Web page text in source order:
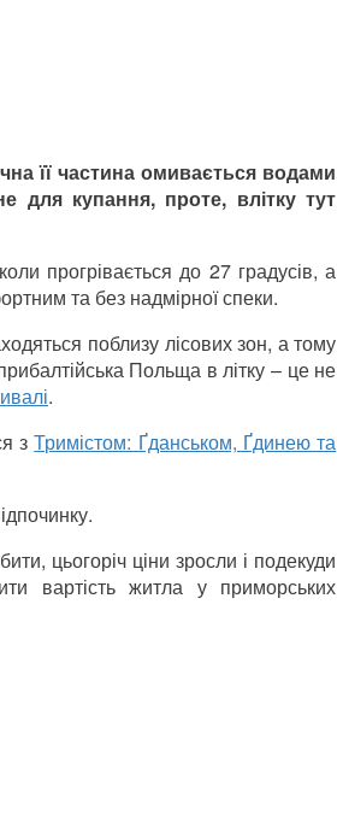
її частина омивається водами
для купання, проте, влітку тут
прогрівається до 27 градусів, а
та без надмірної спеки.
поблизу лісових зон, а тому
Польща в літку – це не
.
зТримістом: Ґданськом, Ґдинею та
цьогоріч ціни зросли і подекуди
вартість житла у приморських